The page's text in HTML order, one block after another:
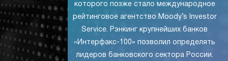
которого позже стало международное
рейтинговое агентство Moody’s Investor
Service. Рэнкинг крупнейших банков
«Интерфакс-100» позволил определять
лидеров банковского сектора России.